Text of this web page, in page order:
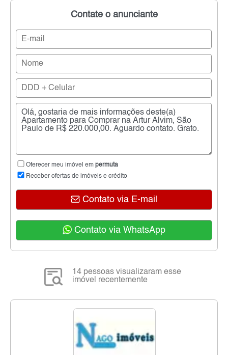
Contate o anunciante
Oferecer meu imóvel em permuta
Receber ofertas de imóveis e crédito
Contato via E-mail
Contato via WhatsApp
14 pessoas visualizaram esse
imóvel recentemente